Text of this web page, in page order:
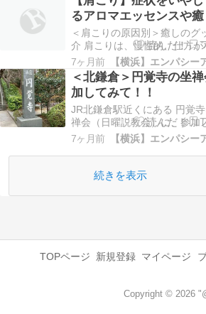
みつけ、必要なケアをとりい
ましょう。 癖になるのをふせ
に。 では、不眠症を引き起こ
スを３つの視点からみていき
①体か…
るアロマエッセンスや癒
ツのご紹介！
＜肩こりの原因別＞癒しのグ
介 肩こりは、慢性的、仕方が
諦めている方も多いのではな
うか？ ただし、そのままに
と、他の不調、不眠や頭痛、
などにも関わってきます。 い
な角度から原因をみつけて、
にあった、ケアをしていきま
💫肩…
7ヶ月前
＜北鎌倉＞円覚寺の坐
加してみて！！
JR北鎌倉駅近くにある 円覚
禅会（日曜説教会）に、参加
た！去年から、誘われていた
来ていました。誘ってくれた
若い子たちが、結構参加して
7ヶ月前
続きを表示
TOPページ 新規登録 マイページ
Copyright © 2026